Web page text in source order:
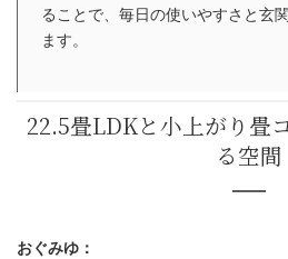
ることで、毎日の使いやすさと玄
ます。
おぐみゆ：